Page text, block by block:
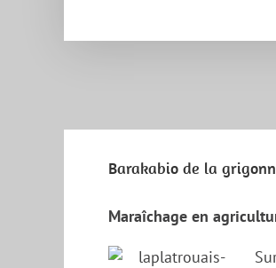
Barakabio de la
Maraîchage en